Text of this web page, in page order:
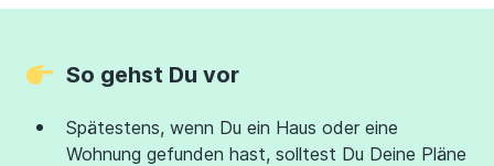
So gehst Du vor
Spätestens, wenn Du ein Haus oder eine
Wohnung gefunden hast, solltest Du Deine Pläne